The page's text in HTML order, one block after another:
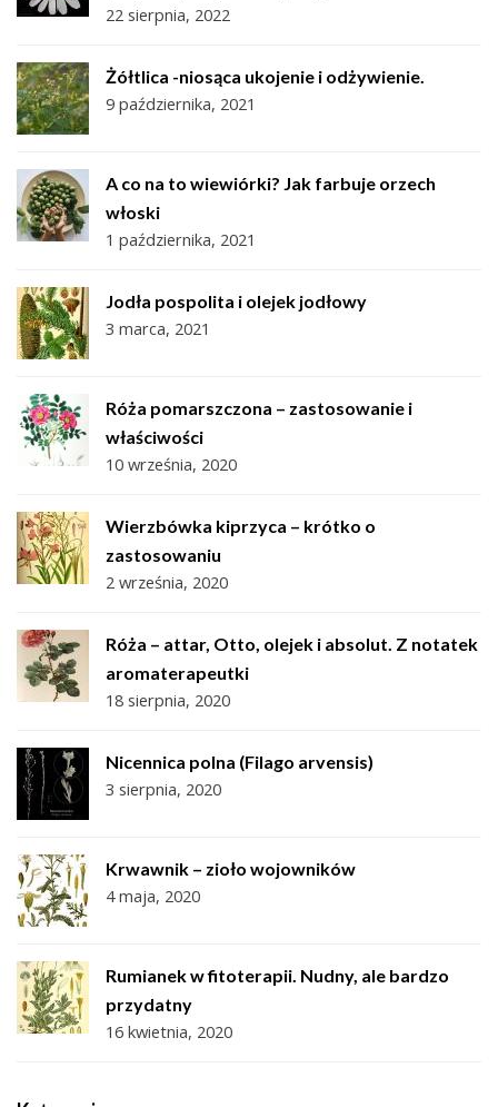
22 sierpnia, 2022
Żółtlica -niosąca ukojenie i odżywienie.
9 października, 2021
A co na to wiewiórki? Jak farbuje orzech
włoski
1 października, 2021
Jodła pospolita i olejek jodłowy
3 marca, 2021
Róża pomarszczona – zastosowanie i
właściwości
10 września, 2020
Wierzbówka kiprzyca – krótko o
zastosowaniu
2 września, 2020
Róża – attar, Otto, olejek i absolut. Z notatek
aromaterapeutki
18 sierpnia, 2020
Nicennica polna (Filago arvensis)
3 sierpnia, 2020
Krwawnik – zioło wojowników
4 maja, 2020
Rumianek w fitoterapii. Nudny, ale bardzo
przydatny
16 kwietnia, 2020